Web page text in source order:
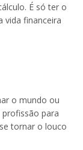
É só ter o
vida financeira
o mundo ou
para
tornar o louco